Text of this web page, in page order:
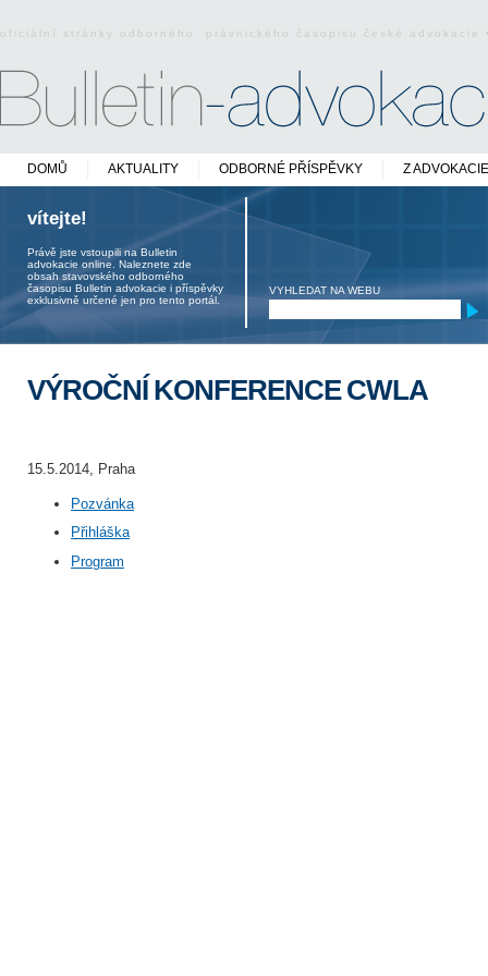
oficiální stránky odborného právnického časopisu české
DOMŮ AKTUALITY ODBORNÉ PŘÍSPĚVKY Z ADVOKACIE
vítejte!
Právě jste vstoupili na Bulletin
advokacie online. Naleznete zde
obsah stavovského odborného
časopisu Bulletin advokacie i příspěvky
exklusivně určené jen pro tento portál.
VYHLEDAT NA WEBU
VÝROČNÍ KONFERENCE CWLA
15.5.2014, Praha
Pozvánka
Přihláška
Program